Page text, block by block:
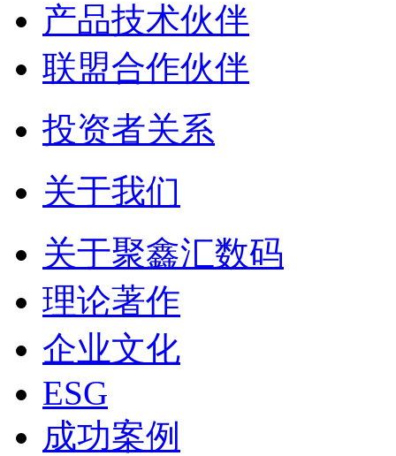
产品技术伙伴
联盟合作伙伴
投资者关系
关于我们
关于聚鑫汇数码
理论著作
企业文化
ESG
成功案例